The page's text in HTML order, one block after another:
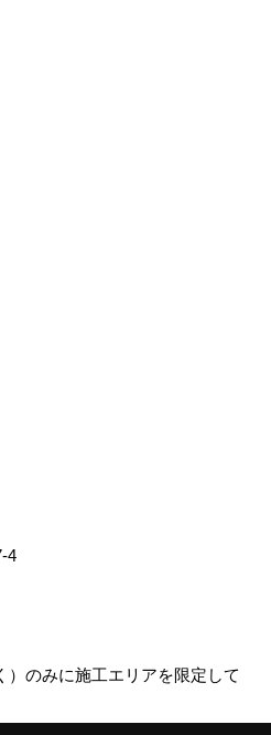
4
のみに施工エリアを限定して